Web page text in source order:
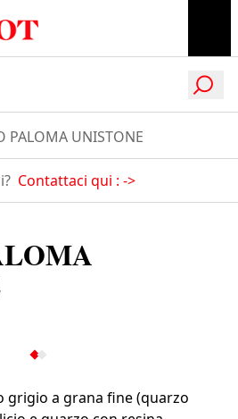
PALOMA UNISTONE
Contattaci qui : ->
grigio a grana fine (quarzo